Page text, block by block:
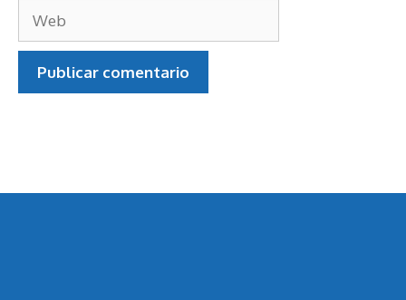
electrónico
Web